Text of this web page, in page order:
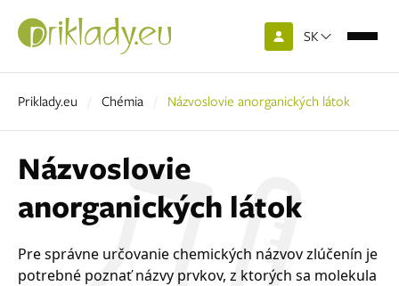
SK
Priklady.eu Chémia Názvoslovie anorganických látok
Názvoslovie
anorganických látok
Pre správne určovanie chemických názvov zlúčenín je
potrebné poznať názvy prvkov, z ktorých sa molekula